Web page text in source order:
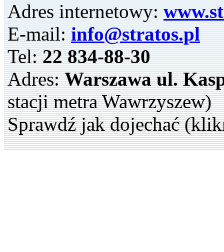
Adres internetowy:
E-mail:info@stratos.pl
Tel:22 834-88-30
Adres:Warszawa ul.
stacji metra Wawrzyszew)
Sprawdź jak dojechać